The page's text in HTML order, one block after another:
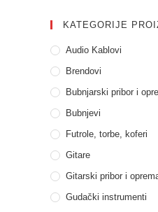
KATEGORIJE
Audio Kablovi
Brendovi
Bubnjarski pribor i
Bubnjevi
Futrole, torbe, koferi
Gitare
Gitarski pribor i
Gudački instrumenti